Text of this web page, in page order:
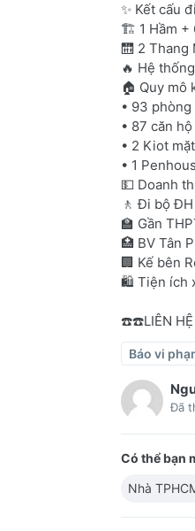
✨ Kết cấu
🏗 1 Hầm +
🛗 2 Thang
🔥 Hệ
🏠 Quy mô
• 93
• 87 căn
• 2 Kiot
• 1
💵 Doanh
🚶 Đi bộ
🏫 Gần
🏥 BV Tân
🏢 Kế bên
🛍 Tiện ích
☎️☎️LIÊN HỆ
Báo vi
Đã
Có thể bạn
Nhà